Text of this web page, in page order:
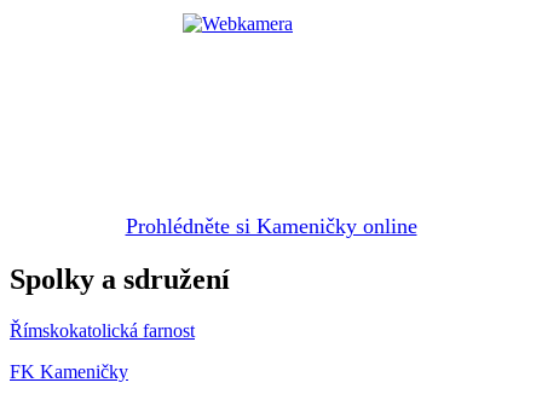
Prohlédněte si Kameničky online
Spolky a sdružení
Římskokatolická farnost
FK Kameničky